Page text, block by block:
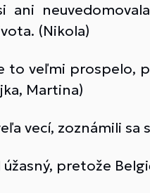
ani
(Nikola)
to veľmi prospelo,
Martina)
vecí, zoznámili
pretože